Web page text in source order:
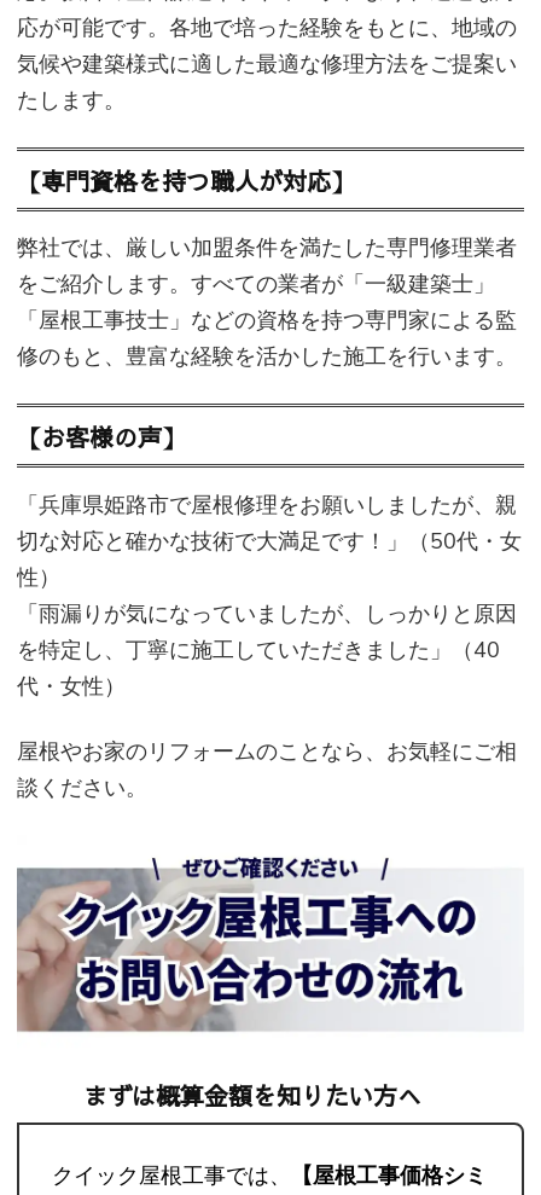
応が可能です。各地で培った経験をもとに、地域の
気候や建築様式に適した最適な修理方法をご提案い
たします。
【専門資格を持つ職人が対応】
弊社では、厳しい加盟条件を満たした専門修理業者
をご紹介します。すべての業者が「一級建築士」
「屋根工事技士」などの資格を持つ専門家による監
修のもと、豊富な経験を活かした施工を行います。
【お客様の声】
「兵庫県姫路市で屋根修理をお願いしましたが、親
切な対応と確かな技術で大満足です！」（50代・女
性）
「雨漏りが気になっていましたが、しっかりと原因
を特定し、丁寧に施工していただきました」（40
代・女性）
屋根やお家のリフォームのことなら、お気軽にご相
談ください。
まずは概算金額を知りたい方へ
クイック屋根工事では、
【屋根工事価格シミ